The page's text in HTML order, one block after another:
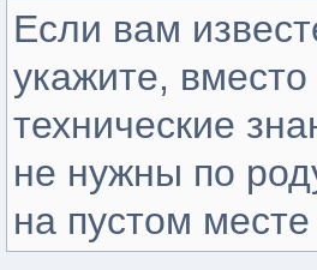
Если вам
укажите,
технические
не нужны по
на пустом